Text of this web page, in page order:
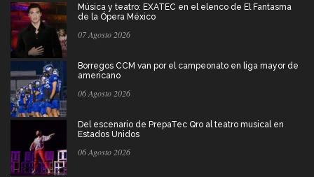
Música y teatro: EXATEC en el elenco de El Fantasma
de la Ópera México
07 Agosto 2026
Borregos CCM van por el campeonato en liga mayor de
americano
06 Agosto 2026
Del escenario de PrepaTec Qro al teatro musical en
Estados Unidos
06 Agosto 2026